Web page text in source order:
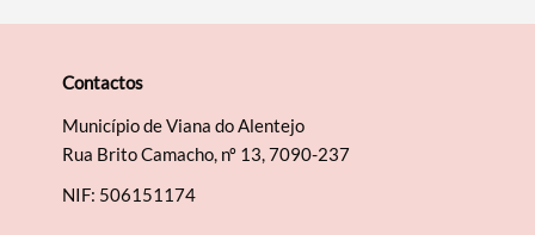
Categorias gerais
Filtros
Contactos
Município de Viana do Alentejo
Rua Brito Camacho, nº 13, 7090-237
NIF: 506151174